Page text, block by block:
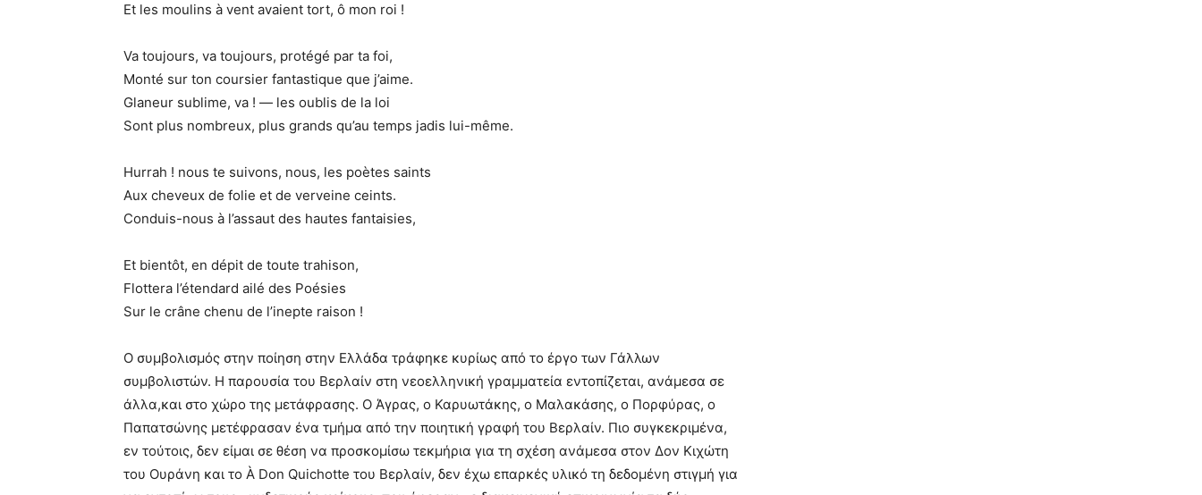
Et les moulins à vent avaient tort, ô mon roi !
Va toujours, va toujours, protégé par ta foi,
Monté sur ton coursier fantastique que j’aime.
Glaneur sublime, va ! ― les oublis de la loi
Sont plus nombreux, plus grands qu’au temps jadis lui-même.
Hurrah ! nous te suivons, nous, les poètes saints
Aux cheveux de folie et de verveine ceints.
Conduis-nous à l’assaut des hautes fantaisies,
Et bientôt, en dépit de toute trahison,
Flottera l’étendard ailé des Poésies
Sur le crâne chenu de l’inepte raison !
Ο συμβολισμός στην ποίηση στην Ελλάδα τράφηκε κυρίως από το έργο των Γάλλων
συμβολιστών. Η παρουσία του Βερλαίν στη νεοελληνική γραμματεία εντοπίζεται, ανάμεσα σε
άλλα,και στο χώρο της μετάφρασης. Ο Άγρας, ο Καρυωτάκης, ο Μαλακάσης, ο Πορφύρας, ο
Παπατσώνης μετέφρασαν ένα τμήμα από την ποιητική γραφή του Βερλαίν. Πιο συγκεκριμένα,
εν τούτοις, δεν είμαι σε θέση να προσκομίσω τεκμήρια για τη σχέση ανάμεσα στον Δον Κιχώτη
του Ουράνη και το À Don Quichotte του Βερλαίν, δεν έχω επαρκές υλικό τη δεδομένη στιγμή για